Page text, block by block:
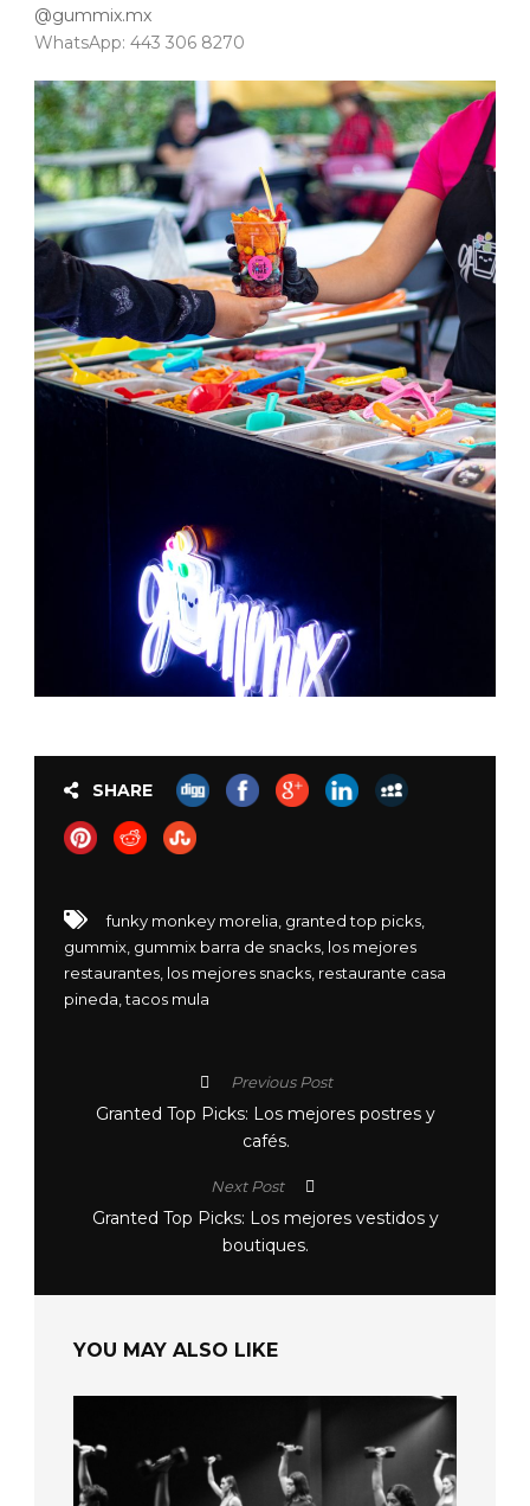
@gummix.mx
WhatsApp: 443 306 8270
SHARE
funky monkey morelia granted top picks
gummix gummix barra de snacks los mejores
restaurantes los mejores snacks restaurante casa
pineda tacos mula
Previous Post
Granted Top Picks: Los mejores postres y
cafés.
Next Post
Granted Top Picks: Los mejores vestidos y
boutiques.
YOU MAY ALSO LIKE